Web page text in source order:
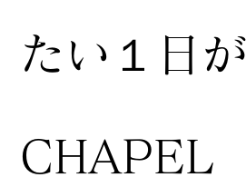
たい１日
CHAPEL